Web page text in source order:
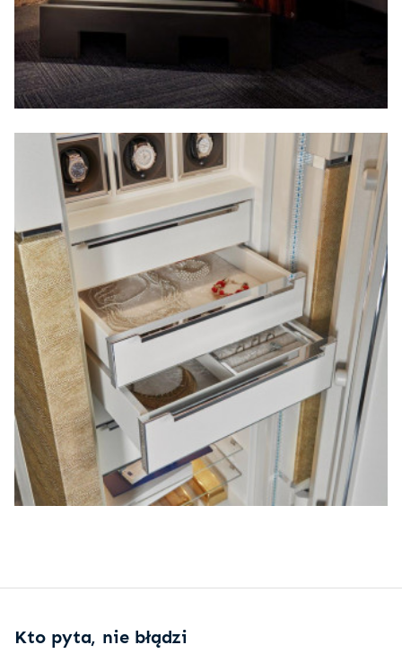
Kto pyta, nie błądzi